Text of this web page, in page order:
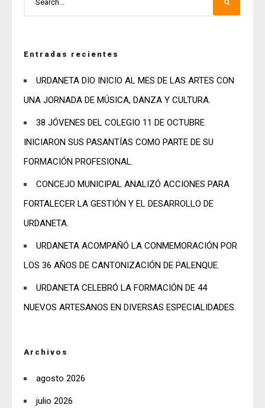
Entradas recientes
URDANETA DIO INICIO AL MES DE LAS ARTES CON
UNA JORNADA DE MÚSICA, DANZA Y CULTURA.
38 JÓVENES DEL COLEGIO 11 DE OCTUBRE
INICIARON SUS PASANTÍAS COMO PARTE DE SU
FORMACIÓN PROFESIONAL.
CONCEJO MUNICIPAL ANALIZÓ ACCIONES PARA
FORTALECER LA GESTIÓN Y EL DESARROLLO DE
URDANETA.
URDANETA ACOMPAÑÓ LA CONMEMORACIÓN POR
LOS 36 AÑOS DE CANTONIZACIÓN DE PALENQUE.
URDANETA CELEBRÓ LA FORMACIÓN DE 44
NUEVOS ARTESANOS EN DIVERSAS ESPECIALIDADES.
Archivos
agosto 2026
julio 2026